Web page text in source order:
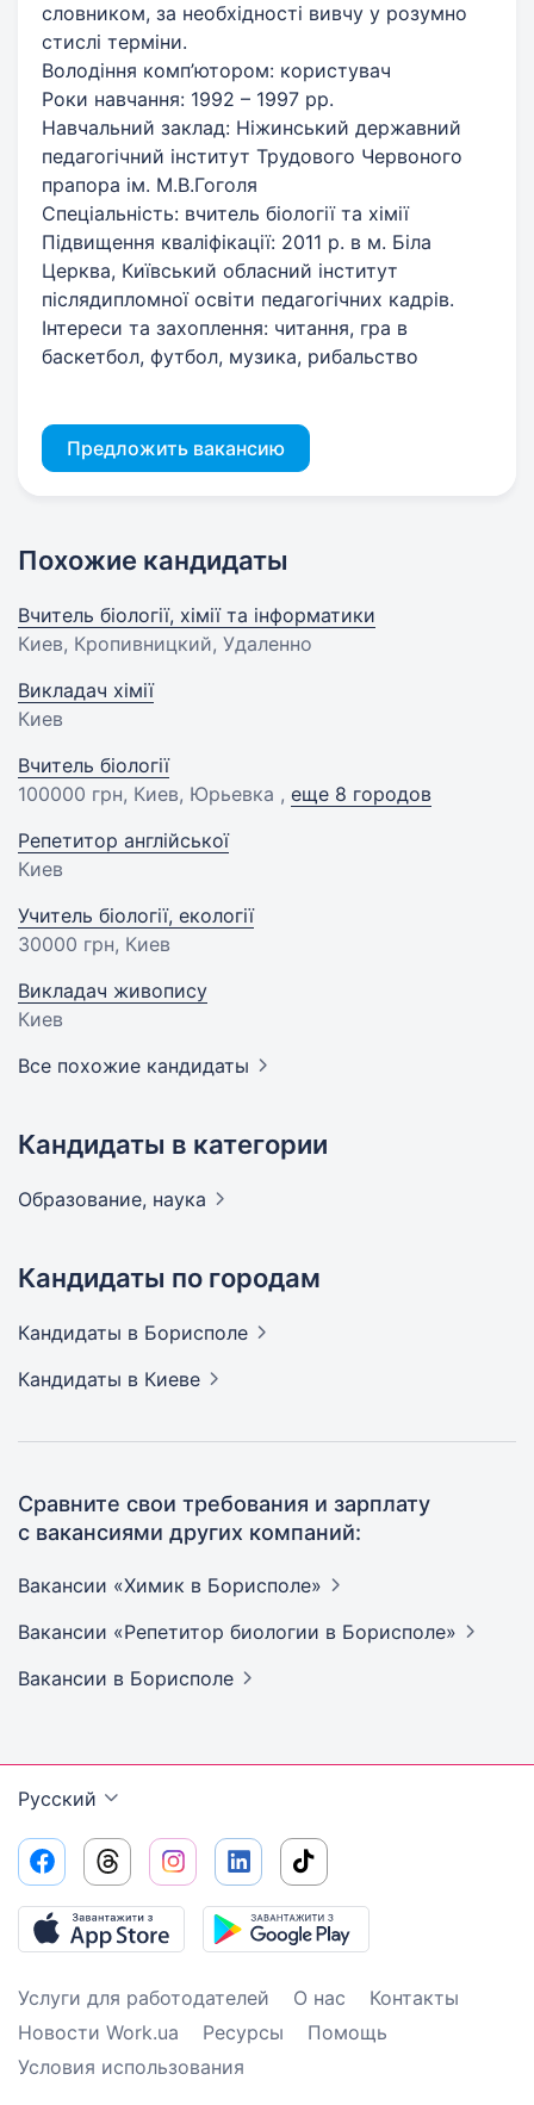
словником, за необхідності вивчу у розумно
стислі терміни.
Володіння комп’ютором: користувач
Роки навчання: 1992 – 1997 рр.
Навчальний заклад: Ніжинський державний
педагогічний інститут Трудового Червоного
прапора ім. М.В.Гоголя
Спеціальність: вчитель біології та хімії
Підвищення кваліфікації: 2011 р. в м. Біла
Церква, Київський обласний інститут
післядипломної освіти педагогічних кадрів.
Інтереси та захоплення: читання, гра в
баскетбол, футбол, музика, рибальство
Предложить вакансию
Похожие кандидаты
Вчитель біології, хімії та інформатики
Киев, Кропивницкий, Удаленно
Викладач хімії
Киев
Вчитель біології
100000 грн, Киев, Юрьевка , еще 8 городов
Репетитор англійської
Киев
Учитель біології, екології
30000 грн, Киев
Викладач живопису
Киев
Все похожие кандидаты
Кандидаты в категории
Образование, наука
Кандидаты по городам
Кандидаты в Борисполе
Кандидаты в Киеве
Сравните свои требования и зарплату
с вакансиями других компаний:
Вакансии «Химик в Борисполе»
Вакансии «Репетитор биологии в Борисполе»
Вакансии в Борисполе
Русский
Услуги для работодателей О нас
Контакты
Новости Work.ua
Ресурсы
Помощь
Условия использования